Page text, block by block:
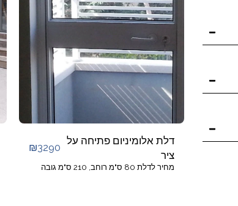
דלת אלומיניום פתיחה על
ציר
₪3290
מחיר לדלת 80 ס"מ רוחב, 210 ס"מ גובה